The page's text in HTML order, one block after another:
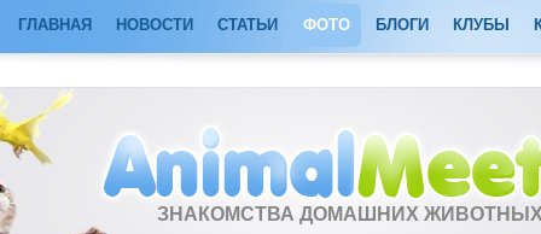
ГЛАВНАЯ НОВОСТИ СТАТЬИ ФОТО БЛОГИ КЛУБЫ
ЗНАКОМСТВА ДОМАШНИХ